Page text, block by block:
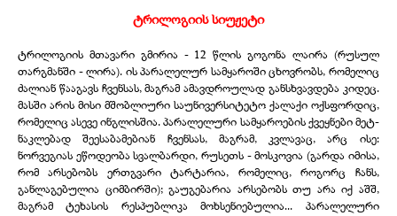
ტრილოგიის სიუჟეტი
ტრილოგიის მთავარი გმირია - 12 წლის გოგონა ლაირა (რუსულ
თარგმანში - ლირა). ის პარალელურ სამყაროში ცხოვრობს, რომელიც
ძალიან წააგავს ჩვენსას, მაგრამ ამავდროულად განსხვავდება კიდეც.
მასში არის მისი მშობლიური საუნივერსიტეტო ქალაქი ოქსფორდიც,
რომელიც ასევე ინგლისშია. პარალელური სამყაროების ქვეყნები მეტ-
ნაკლებად შეესაბამებიან ჩვენსას, მაგრამ, კვლავაც, არც ისე:
ნორვეგიას ეწოდეობა სვალბარდი, რუსეთს - მოსკოვია (გარდა იმისა,
რომ არსებობს ერთგვარი ტარტარია, რომელიც, როგორც ჩანს,
განლაგებულია ციმბირში); გაუგებარია არსებობს თუ არა იქ აშშ,
მაგრამ ტეხასის რესპუბლიკა მოხსენიებულია... პარალელური